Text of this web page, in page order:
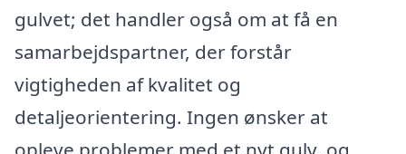
gulvet; det handler også om at få en
samarbejdspartner, der forstår
vigtigheden af kvalitet og
detaljeorientering. Ingen ønsker at